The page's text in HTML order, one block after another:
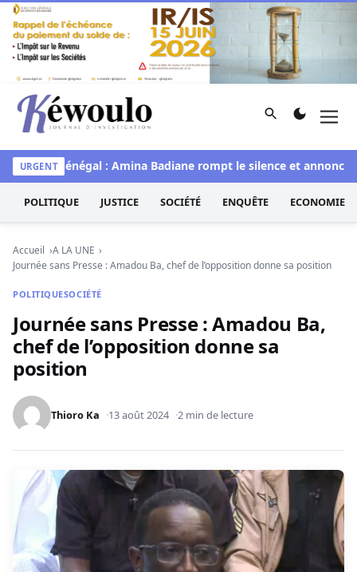
Aller au contenu
Kéwoulo, le premier site d'information et d'investigation
Rechercher
URGENT
Miss Sénégal : Amina Badiane rompt le silence et annonce
POLITIQUE JUSTICE SOCIÉTÉ ENQUÊTE ECONOMIE
Accueil
A LA UNE
Journée sans Presse : Amadou Ba, chef de l’opposition donne sa position
POLITIQUESOCIÉTÉ
Journée sans Presse : Amadou Ba,
chef de l’opposition donne sa
position
Thioro Ka 13 août 2024 2 min de lecture